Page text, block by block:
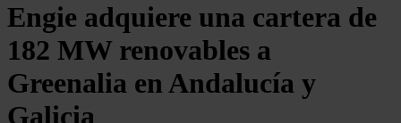
Engie adquiere una cartera de
182 MW renovables a
Greenalia en Andalucía y
Galicia